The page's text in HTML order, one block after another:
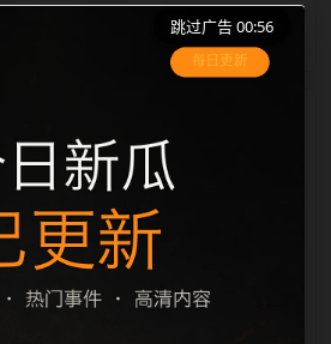
续每日采集时，建议继续执行远
认图兜底、标题去重和
。如果同一主题下有多个相近页
充事件背景、访问场景、相关问
群页面之间的重复感。页面底部
跳过广告 00:56